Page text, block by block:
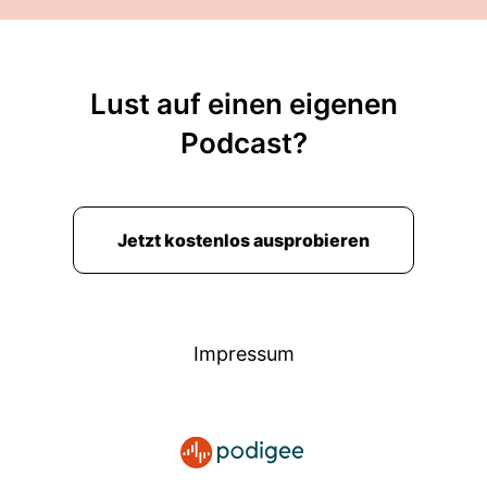
Lust auf einen eigenen
Podcast?
Jetzt kostenlos ausprobieren
Impressum